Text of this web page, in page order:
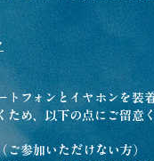
トフォンとイヤホンを装
め、以下の点にご留意
ご参加いただけない方）